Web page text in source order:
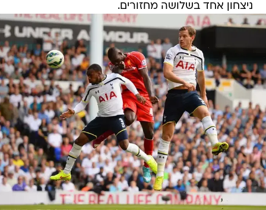
ניצחון אחד בשלושה מחזורים.